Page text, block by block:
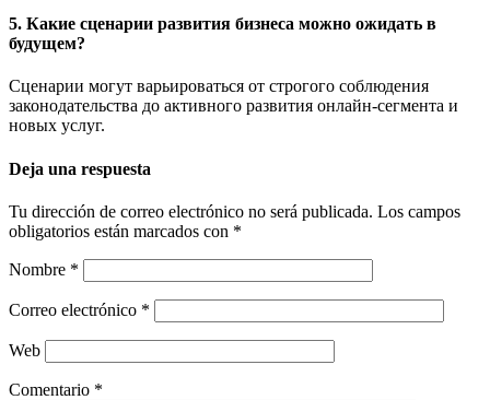
5. Какие сценарии развития бизнеса можно ожидать в
будущем?
Сценарии могут варьироваться от строгого соблюдения
законодательства до активного развития онлайн-сегмента и
новых услуг.
Deja una respuesta
Tu dirección de correo electrónico no será publicada. Los campos
obligatorios están marcados con *
Nombre *
Correo electrónico *
Web
Comentario *